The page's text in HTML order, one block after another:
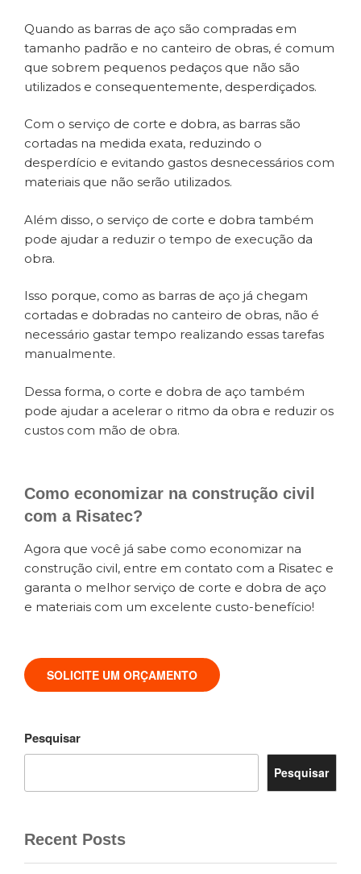
Quando as barras de aço são compradas em
tamanho padrão e no canteiro de obras, é comum
que sobrem pequenos pedaços que não são
utilizados e consequentemente, desperdiçados.
Com o serviço de corte e dobra, as barras são
cortadas na medida exata, reduzindo o
desperdício e evitando gastos desnecessários com
materiais que não serão utilizados.
Além disso, o serviço de corte e dobra também
pode ajudar a reduzir o tempo de execução da
obra.
Isso porque, como as barras de aço já chegam
cortadas e dobradas no canteiro de obras, não é
necessário gastar tempo realizando essas tarefas
manualmente.
Dessa forma, o corte e dobra de aço também
pode ajudar a acelerar o ritmo da obra e reduzir os
custos com mão de obra.
Como economizar na construção civil
com a Risatec?
Agora que você já sabe como economizar na
construção civil, entre em contato com a Risatec e
garanta o melhor serviço de corte e dobra de aço
e materiais com um excelente custo-benefício!
SOLICITE UM ORÇAMENTO
Pesquisar
Pesquisar
Recent Posts